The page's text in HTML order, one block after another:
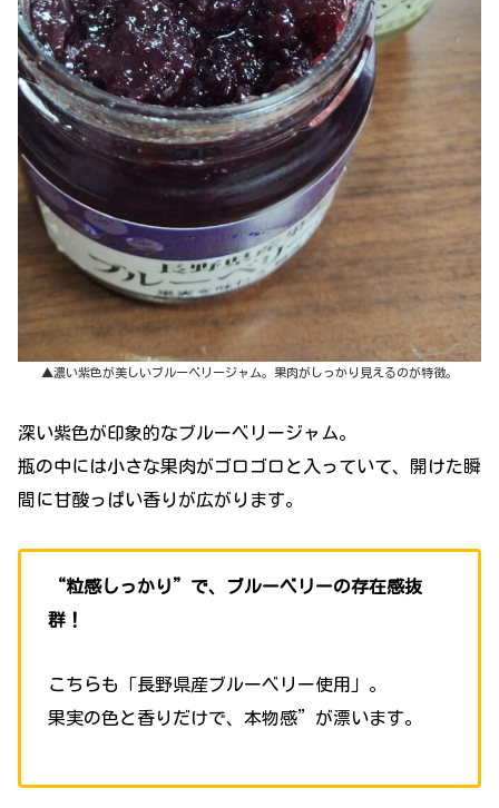
▲濃い紫色が美しいブルーベリージャム。果肉がしっかり見えるのが特徴。
深い紫色が印象的なブルーベリージャム。
瓶の中には小さな果肉がゴロゴロと入っていて、開けた瞬
間に甘酸っぱい香りが広がります。
“粒感しっかり”で、ブルーベリーの存在感抜
群！
こちらも「長野県産ブルーベリー使用」。
果実の色と香りだけで、本物感”が漂います。